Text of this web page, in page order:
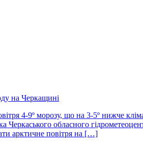
на Черкащині
4-9º морозу, що на 3-5º нижче
обласного
арктичне повітря на […]